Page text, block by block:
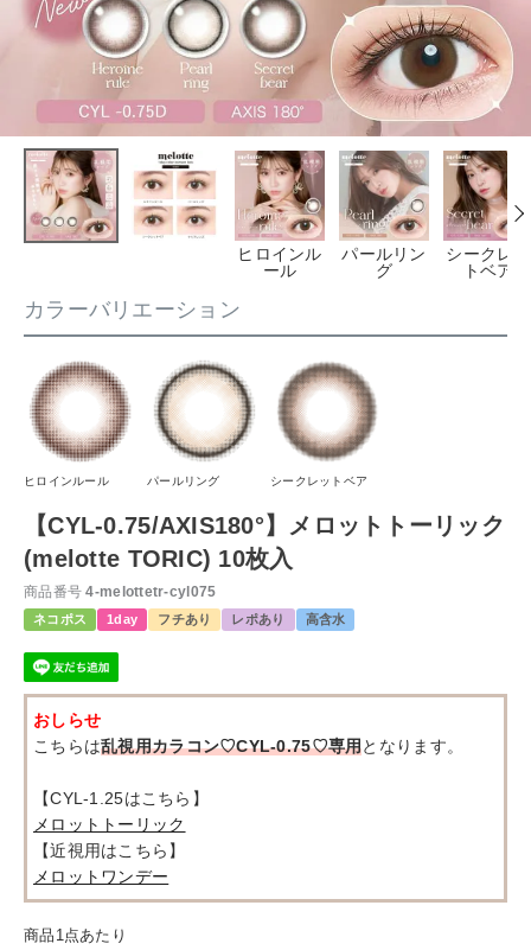
ヒロインル
ール
パールリン
グ
シークレッ
トベア
カラーバリエーション
ヒロインルール パールリング シークレットベア
【CYL-0.75/AXIS180°】メロットトーリック
(melotte TORIC) 10枚入
商品番号 4-melottetr-cyl075
ネコポス 1day フチあり レポあり 高含水
おしらせ
こちらは乱視用カラコン♡CYL-0.75♡専用となります。
【CYL-1.25はこちら】
メロットトーリック
【近視用はこちら】
メロットワンデー
商品1点あたり